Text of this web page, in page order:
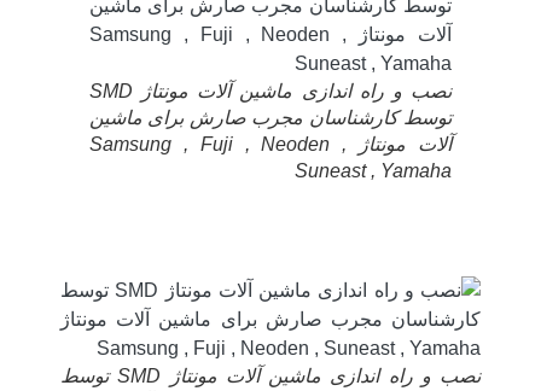
نصب و راه اندازی ماشین آلات مونتاژ SMD
توسط کارشناسان مجرب صارش برای ماشین
آلات مونتاژ Samsung , Fuji , Neoden ,
Suneast , Yamaha
نصب و راه اندازی ماشین آلات مونتاژ SMD توسط